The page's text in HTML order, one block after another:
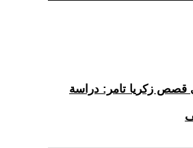
قصص زكريا تامر: دراسة